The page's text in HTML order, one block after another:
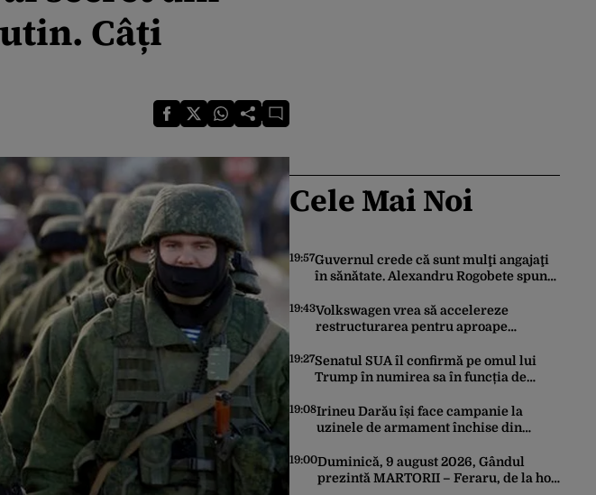
Câți
Cele Mai Noi
19:57Guvernul crede că sunt mulţi angajaţi
în sănătate. Alexandru Rogobete spune
combaterea infecţiilor nosocomiale
19:43Volkswagen vrea să accelereze
restructurarea pentru aproape
motivul
19:27Senatul SUA îl confirmă pe omul lui
Trump în numirea sa în funcția de
19:08Irineu Darău își face campanie la
uzinele de armament închise din
concediu forțat din cauza lipsei
comenzilor au fost chemați de acasă
19:00Duminică, 9 august 2026, Gândul
prezintă MARTORII – Feraru, de la hoț,